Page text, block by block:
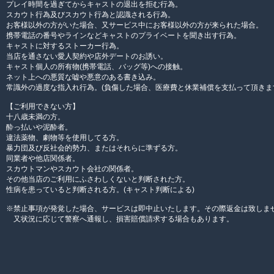
プレイ時間を過ぎてからキャストの退出を拒む行為。
スカウト行為及びスカウト行為と認識される行為。
お客様以外の方がいた場合、又サービス中にお客様以外の方が来られた場合。
携帯電話の番号やラインなどキャストのプライベートを聞き出す行為。
キャストに対するストーカー行為。
当店を通さない愛人契約や店外デートのお誘い。
キャスト個人の所有物(携帯電話、バッグ等)への接触。
ネット上への悪質な嘘や悪意のある書き込み。
常識外の過度な指入れ行為。(負傷した場合、医療費と休業補償を支払って頂き
【ご利用できない方】
十八歳未満の方。
酔っ払いや泥酔者。
違法薬物、劇物等を使用してる方。
暴力団及び反社会的勢力、またはそれらに準ずる方。
同業者や他店関係者。
スカウトマンやスカウト会社の関係者。
その他当店のご利用にふさわしくないと判断された方。
性病を患っていると判断される方。(キャスト判断による)
※禁止事項が発覚した場合、サービスは即中止いたします。その際返金は致しま
又状況に応じて警察へ通報し、損害賠償請求する場合もあります。